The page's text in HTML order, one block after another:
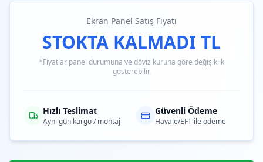
Ekran Panel Satış Fiyatı
STOKTA KALMADI TL
*Fiyatlar panel durumuna ve döviz kuruna göre değişiklik
gösterebilir.
Hızlı Teslimat
Aynı gün kargo / montaj
Güvenli Ödeme
Havale/EFT ile ödeme